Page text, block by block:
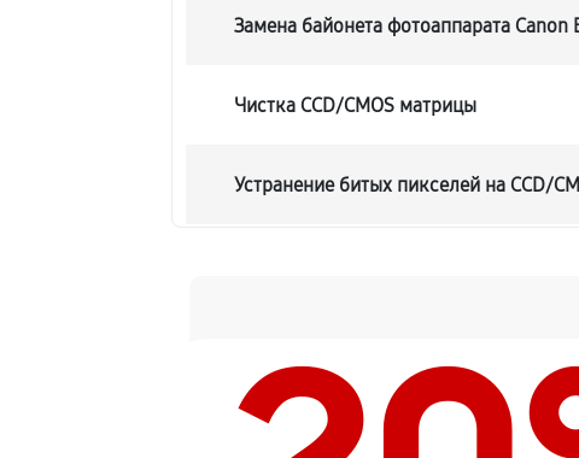
Замена байонета фотоаппарата Canon
Чистка CCD/CMOS матрицы
Устранение битых пикселей на CCD/
Замена затвора фотоаппарата Canon